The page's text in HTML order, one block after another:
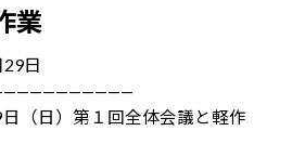
業
日
（日）第１回全体会議と軽作